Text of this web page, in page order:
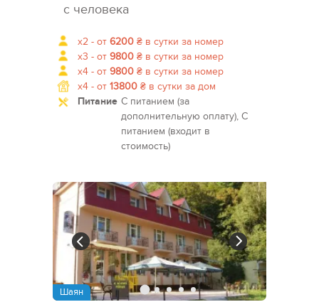
с человека
x2 - от 6200 ₴ в сутки за номер
x3 - от 9800 ₴ в сутки за номер
x4 - от 9800 ₴ в сутки за номер
x4 - от 13800 ₴ в сутки за дом
Питание С питанием (за
дополнительную оплату), С
питанием (входит в
стоимость)
Шаян